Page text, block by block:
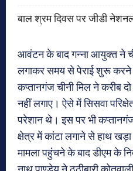
बाल श्रम दिवस पर जीडी
आवंटन के बाद गन्ना आयुक्त ने
लगाकर समय से पेराई शुरू करने
कप्तानगंज चीनी मिल ने करीब
नहीं लगाए। ऐसे में सिसवा
परेशान थे। इस पर भी
क्षेत्र में कांटा लगाने से हाथ
मामला पहुंचने के बाद डीएम के